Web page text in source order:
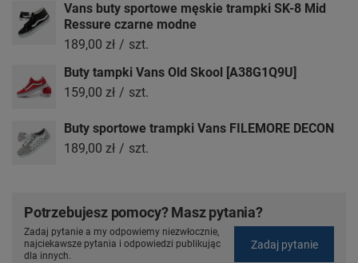
Vans buty sportowe męskie trampki SK-8 Mid
Ressure czarne modne
189,00 zł / szt.
Buty tampki Vans Old Skool [A38G1Q9U]
159,00 zł / szt.
Buty sportowe trampki Vans FILEMORE DECON
189,00 zł / szt.
Potrzebujesz pomocy? Masz pytania?
Zadaj pytanie a my odpowiemy niezwłocznie,
najciekawsze pytania i odpowiedzi publikując
dla innych.
Zadaj pytanie